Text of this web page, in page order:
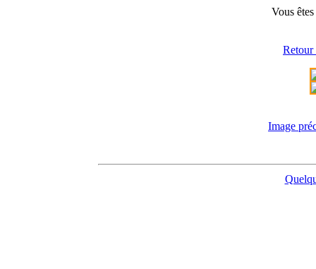
Vous
Retour
Image